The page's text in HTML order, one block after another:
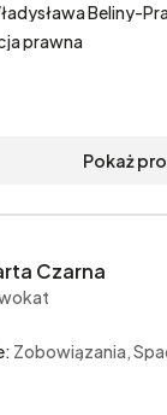
prawna
Pokaż
Czarna
Zobowiązania,